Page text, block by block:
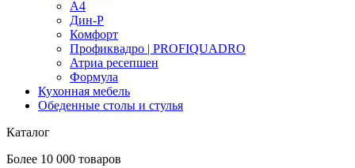
А4
Дин-Р
Комфорт
Профиквадро | PROFIQUADRO
Атриа ресепшен
Формула
Кухонная мебель
Обеденные столы и стулья
Каталог
Более 10 000 товаров